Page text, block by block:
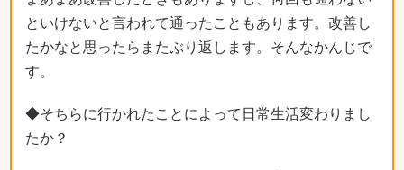
といけないと言われて通ったこともあります。改善し
たかなと思ったらまたぶり返します。そんなかんじで
す。
◆そちらに行かれたことによって日常生活変わりまし
たか？